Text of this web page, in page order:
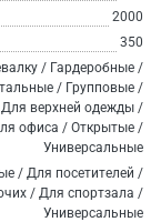
2000
350
/ Гардеробные /
/ Групповые /
верхней одежды /
офиса / Открытые /
Универсальные
/ Для посетителей /
/ Для спортзала /
Универсальные